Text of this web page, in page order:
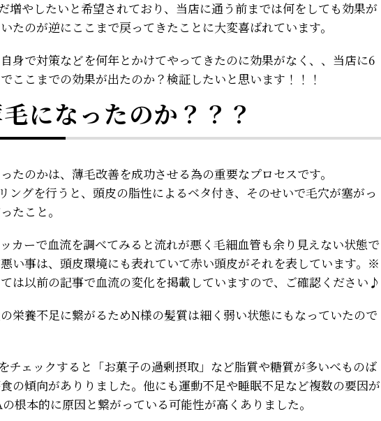
増やしたいと希望されており、当店に通う前までは何をしても効果が
たのが逆にここまで戻ってきたことに大変喜ばれています。
身で対策などを何年とかけてやってきたのに効果がなく、、当店に6
ここまでの効果が出たのか？検証したいと思います！！！
になったのか？？？
たのかは、薄毛改善を成功させる為の重要なプロセスです。
ングを行うと、頭皮の脂性によるベタ付き、そのせいで毛穴が塞がっ
たこと。
カーで血流を調べてみると流れが悪く毛細血管も余り見えない状態で
い事は、頭皮環境にも表れていて赤い頭皮がそれを表しています。※
は以前の記事で血流の変化を掲載していますので、ご確認ください♪
栄養不足に繋がるためN様の髪質は細く弱い状態にもなっていたので
チェックすると「お菓子の過剰摂取」など脂質や糖質が多いべものば
の傾向がありりました。他にも運動不足や睡眠不足など複数の要因が
根本的に原因と繋がっている可能性が高くありました。